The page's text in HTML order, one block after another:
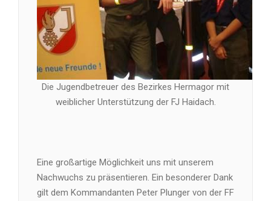
Die Jugendbetreuer des Bezirkes Hermagor mit
weiblicher Unterstützung der FJ Haidach.
Eine großartige Möglichkeit uns mit unserem
Nachwuchs zu präsentieren. Ein besonderer Dank
gilt dem Kommandanten Peter Plunger von der FF